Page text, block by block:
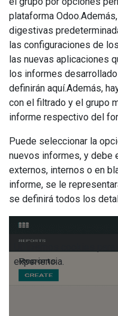
plataforma
digestivas
las configuraciones de
las nuevas aplicaciones
los informes
definirán aquí.Además,
con el filtrado y el grupo
informe respectivo del
Puede seleccionar la
nuevos informes, y debe
externos, internos o en
informe, se le
se definirá todos los
experiencia.